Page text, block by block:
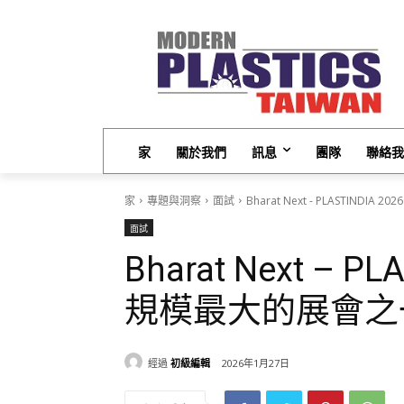
家 關於我們 訊息 團隊 聯絡
家 專題與洞察 面試 Bharat Next - PLASTINDIA
面試
Bharat Next –
規模最大的展會
經過 初級編輯 2026年1月27日